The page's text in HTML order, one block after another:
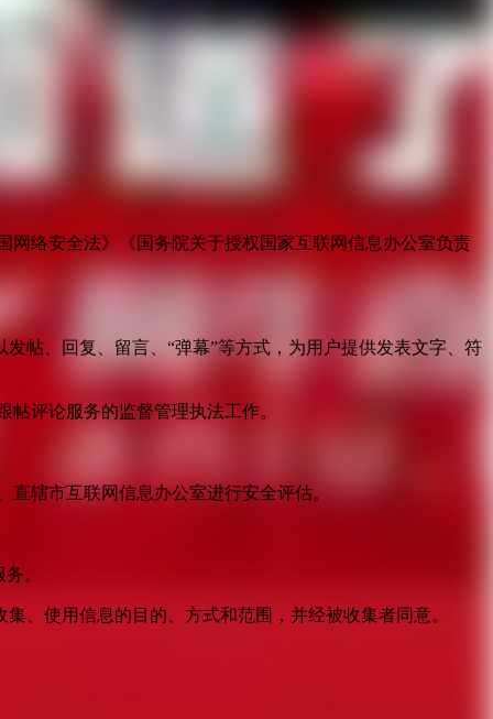
络安全法》《国务院关于授权国家互联网信息办公室负责
帖、回复、留言、“弹幕”等方式，为用户提供发表文字、符
评论服务的监督管理执法工作。
辖市互联网信息办公室进行安全评估。
。
、使用信息的目的、方式和范围，并经被收集者同意。